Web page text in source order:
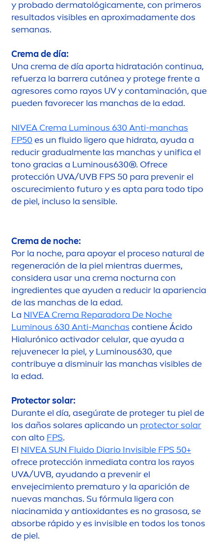
y probado dermatológicamente, con primeros
resultados visibles en aproximadamente dos
semanas.
Crema de día:
Una crema de día aporta hidratación continua,
refuerza la barrera cutánea y protege frente a
agresores como rayos UV y contaminación, que
pueden favorecer las manchas de la edad.
NIVEA Crema Luminous 630 Anti-manchas
FP50 es un fluido ligero que hidrata, ayuda a
reducir gradualmente las manchas y unifica el
tono gracias a Luminous630®. Ofrece
protección UVA/UVB FPS 50 para prevenir el
oscurecimiento futuro y es apta para todo tipo
de piel, incluso la sensible.
Crema de noche:
Por la noche, para apoyar el proceso natural de
regeneración de la piel mientras duermes,
considera usar una crema nocturna con
ingredientes que ayuden a reducir la apariencia
de las manchas de la edad.
La NIVEA Crema Reparadora De Noche
Luminous 630 Anti-Manchas contiene Ácido
Hialurónico activador celular, que ayuda a
rejuvenecer la piel, y Luminous630, que
contribuye a disminuir las manchas visibles de
la edad.
Protector solar:
Durante el día, asegúrate de proteger tu piel de
los daños solares aplicando un protector solar
con alto FPS.
El NIVEASUN Fluido Diario Invisible FPS 50+
ofrece protección inmediata contra los rayos
UVA/UVB, ayudando a prevenir el
envejecimiento prematuro y la aparición de
nuevas manchas. Su fórmula ligera con
niacinamida y antioxidantes es no grasosa, se
absorbe rápido y es invisible en todos los tonos
de piel.